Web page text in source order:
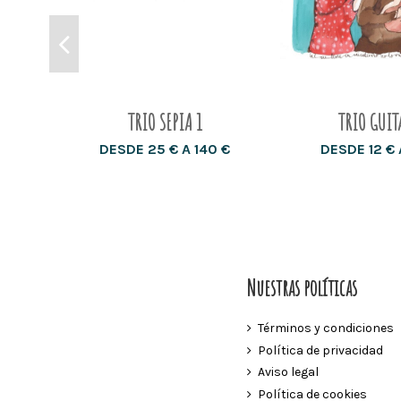
TRIO SEPIA 1
DESDE 25 € A 140 €
TRIO
DESDE 12 €
Nuestras políticas
Términos y condiciones
Política de privacidad
Aviso legal
Política de cookies